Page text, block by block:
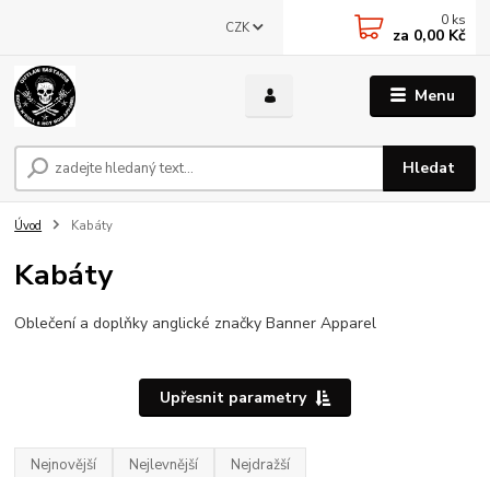
Menu
CZK
Hledat
0 ks
za 0,00 Kč
Úvod Kabáty
Kabáty
Oblečení a doplňky anglické značky Banner Apparel
Upřesnit parametry
Nejnovější Nejlevnější Nejdražší